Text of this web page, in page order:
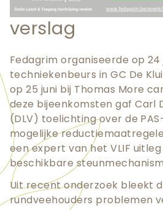
verslag
Fedagrim organiseerde op 24
techniekenbeurs in GC De
op 25 juni bij Thomas More
deze bijeenkomsten gaf Carl
(DLV) toelichting over de
mogelijke
een expert van het VLIF
beschikbare
Uit recent onderzoek bleekt
rundveehouders problemen